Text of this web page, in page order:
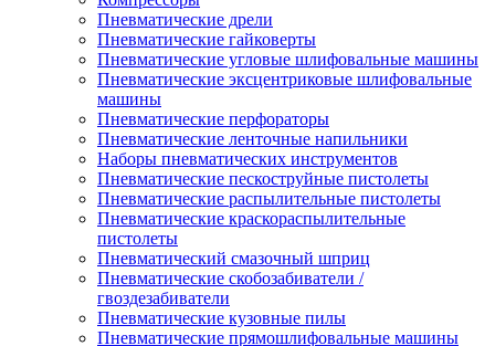
Пневматические дрели
Пневматические гайковерты
Пневматические угловые шлифовальные машины
Пневматические эксцентриковые шлифовальные
машины
Пневматические перфораторы
Пневматические ленточные напильники
Наборы пневматических инструментов
Пневматические пескоструйные пистолеты
Пневматические распылительные пистолеты
Пневматические краскораспылительные
пистолеты
Пневматический смазочный шприц
Пневматические скобозабиватели /
гвоздезабиватели
Пневматические кузовные пилы
Пневматические прямошлифовальные машины